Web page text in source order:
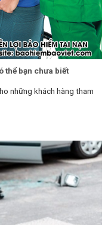
thể bạn chưa biết
những khách hàng tham